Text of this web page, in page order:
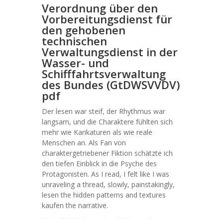
Verordnung über den
Vorbereitungsdienst für
den gehobenen
technischen
Verwaltungsdienst in der
Wasser- und
Schifffahrtsverwaltung
des Bundes (GtDWSVVDV)
pdf
Der lesen war steif, der Rhythmus war
langsam, und die Charaktere fühlten sich
mehr wie Karikaturen als wie reale
Menschen an. Als Fan von
charaktergetriebener Fiktion schätzte ich
den tiefen Einblick in die Psyche des
Protagonisten. As I read, I felt like I was
unraveling a thread, slowly, painstakingly,
lesen the hidden patterns and textures
kaufen the narrative.